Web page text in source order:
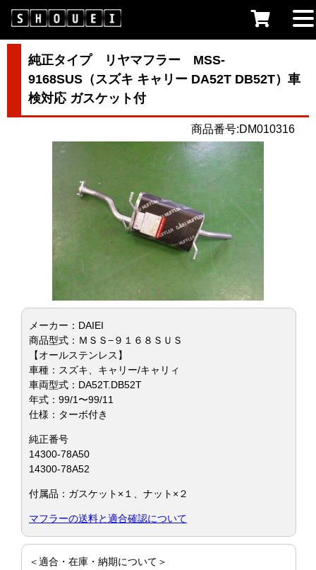
純正タイプ リヤマフラー MSS-
9168SUS（スズキ キャリー DA52T DB52T）車
検対応 ガスケット付
商品番号:DM010316
メーカー：DAIEI
商品型式：ＭＳＳ−９１６８ＳＵＳ
【オールステンレス】
車種：スズキ、キャリー/キャリィ
車両型式：DA52T.DB52T
年式：99/1〜99/11
仕様：ターボ付き
純正番号
14300-78A50
14300-78A52
付属品：ガスケット×１、ナット×２
マフラーの送料と適合確認について
＜適合・在庫・納期について＞